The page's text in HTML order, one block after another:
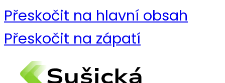
Přeskočit na hlavní obsah
Přeskočit na zápatí